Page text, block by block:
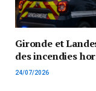
Gironde et
des incendies
24/07/2026